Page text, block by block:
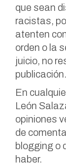
que sean
racistas,
atenten
orden o la
juicio, no
publicación.
En
León
opiniones
de
blogging o
haber.